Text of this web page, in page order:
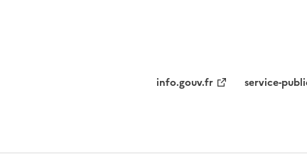
info.gouv.fr service-